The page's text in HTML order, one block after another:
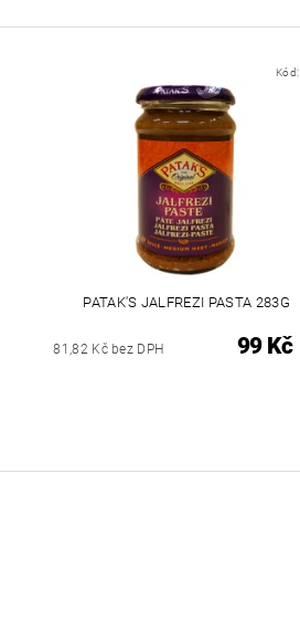
Kód:
PATAK'S JALFREZI PASTA 283G
81,82 Kč bez DPH 99 Kč